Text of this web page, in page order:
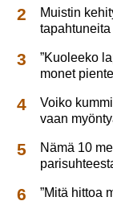
Muistin
”Kuoleeko
monet
Voiko
vaan
Nämä 10
”Mitä hittoa